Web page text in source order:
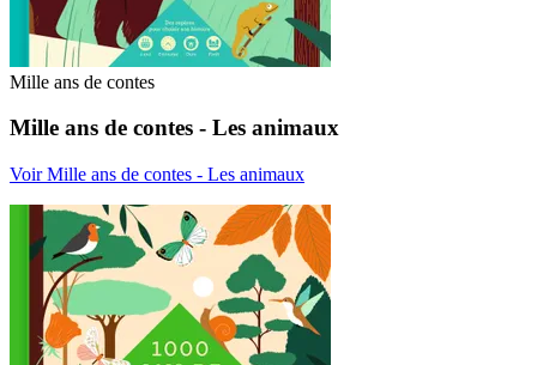
Mille ans de contes
Mille ans de contes - Les animaux
Voir Mille ans de contes - Les animaux